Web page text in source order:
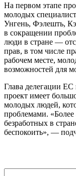
На первом этапе
молодых
Унгень, Фэлешть,
в сокращении
люди в стране —
прав, в том числе
рабочем месте,
возможностей для
Глава делегации
проект имеет
молодых людей,
проблемами.
безработных в
беспокоить», —